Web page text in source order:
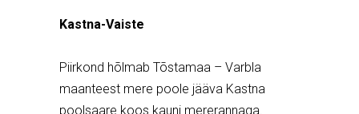
Kastna-Vaiste
Piirkond hõlmab Tõstamaa – Varbla
maanteest mere poole jääva Kastna
poolsaare koos kauni mererannaga.